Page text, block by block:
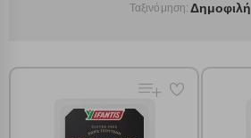
Ταξινόμηση: Δημοφιλή